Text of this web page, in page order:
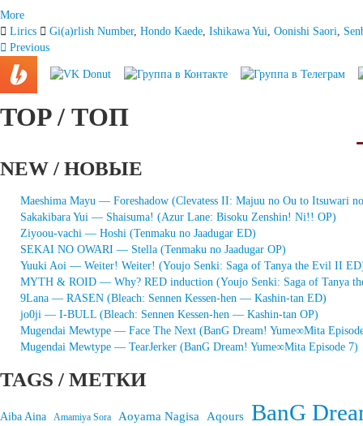
More
Lirics
Gi(a)rlish Number, Hondo Kaede, Ishikawa Yui, Oonishi Saori,
Запись
навигация
Previous
TOP / ТОП
NEW / НОВЫЕ
Maeshima Mayu — Foreshadow (Clevatess II: Majuu no Ou to Itsuwari no
Sakakibara Yui — Shaisuma! (Azur Lane: Bisoku Zenshin! Ni!! OP)
Ziyoou-vachi — Hoshi (Tenmaku no Jaadugar ED)
SEKAI NO OWARI — Stella (Tenmaku no Jaadugar OP)
Yuuki Aoi — Weiter! Weiter! (Youjo Senki: Saga of Tanya the Evil II
MYTH & ROID — Why? RED induction (Youjo Senki: Saga of Tanya
9Lana — RASEN (Bleach: Sennen Kessen-hen — Kashin-tan ED)
jo0ji — I-BULL (Bleach: Sennen Kessen-hen — Kashin-tan OP)
Mugendai Mewtype — Face The Next (BanG Dream! Yume∞Mita
Mugendai Mewtype — TearJerker (BanG Dream! Yume∞Mita Episode 7)
TAGS / МЕТКИ
Aiba Aina Amamiya Sora Aoyama Nagisa Aqours BanG